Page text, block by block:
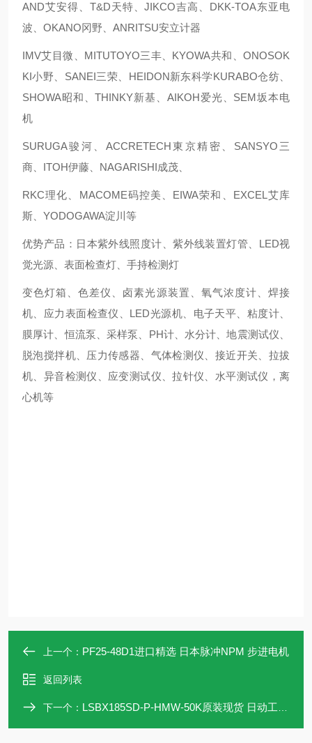
AND艾安得、T&D天特、JIKCO吉高、DKK-TOA东亚电
波、OKANO冈野、ANRITSU安立计器
IMV艾目微、MITUTOYO三丰、KYOWA共和、ONOSOK
KI小野、SANEI三荣、HEIDON新东科学KURABO仓纺、
SHOWA昭和、THINKY新基、AIKOH爱光、SEM坂本电
机
SURUGA骏河、ACCRETECH東京精密、SANSYO三
商、ITOH伊藤、NAGARISHI成茂、
RKC理化、MACOME码控美、EIWA荣和、EXCEL艾库
斯、YODOGAWA淀川等
优势产品：日本紫外线照度计、紫外线装置灯管、LED视
觉光源、表面检查灯、手持检测灯
变色灯箱、色差仪、卤素光源装置、氧气浓度计、焊接
机、应力表面检查仪、LED光源机、电子天平、粘度计、
膜厚计、恒流泵、采样泵、PH计、水分计、地震测试仪、
脱泡搅拌机、压力传感器、气体检测仪、接近开关、拉拔
机、异音检测仪、应变测试仪、拉针仪、水平测试仪，离
心机等
上一个： PF25-48D1进口精选 日本脉冲NPM 步进电机
返回列表
下一个： LSBX185SD-P-HMW-50K原装现货 日动工业NICHIDO 天花板照明灯